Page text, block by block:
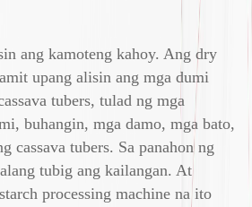
ang kamoteng kahoy. Ang dry
upang alisin ang mga dumi
tubers, tulad ng mga
buhangin, mga damo, mga bato,
cassava tubers. Sa panahon ng
tubig ang kailangan. At
processing machine na ito